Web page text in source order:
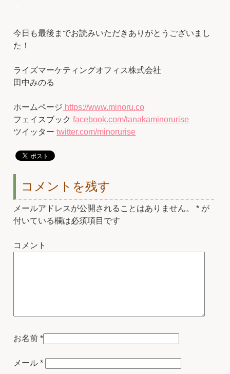
今日も最後までお読みいただきありがとうございまし
た！
ライズマーケティングオフィス株式会社
田中みのる
ホームページ https://www.minoru.co
フェイスブックfacebook.com/tanakaminorurise
ツイッターtwitter.com/minorurise
コメントを残す
メールアドレスが公開されることはありません。 * が
付いている欄は必須項目です
コメント
お名前 *
メール*